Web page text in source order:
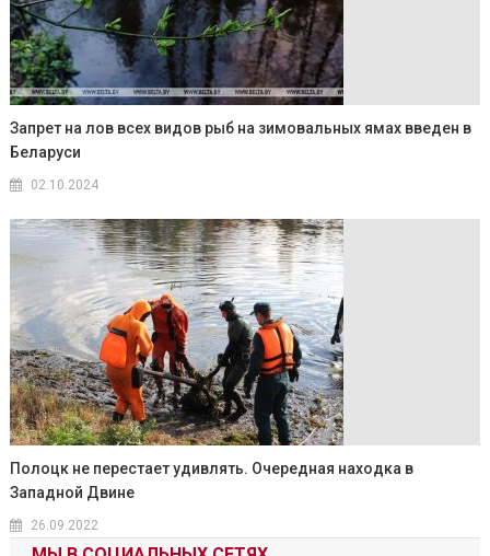
Запрет на лов всех видов рыб на зимовальных ямах введен в
Беларуси
02.10.2024
Полоцк не перестает удивлять. Очередная находка в
Западной Двине
26.09.2022